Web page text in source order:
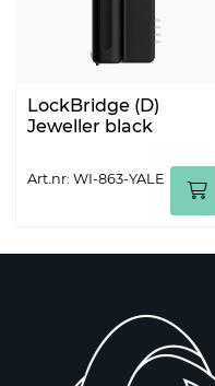
LockBridge (D)
Jeweller black
Art.nr: WI-863-YALE